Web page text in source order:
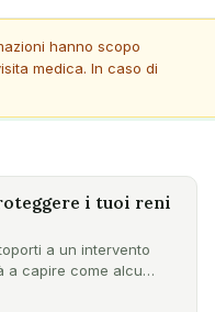
hanno scopo
medica. In caso di
i tuoi reni
a un intervento
a capire come alcu…